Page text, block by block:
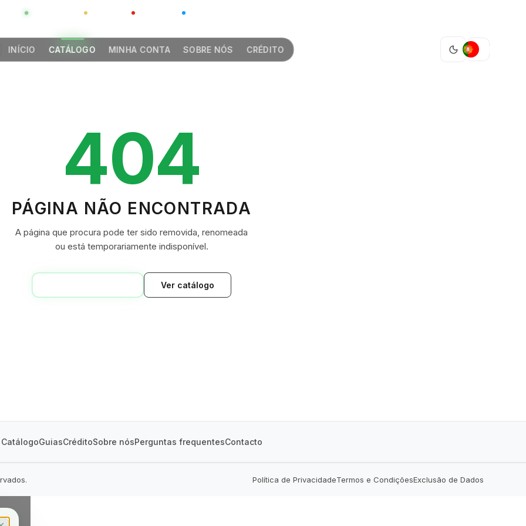
GLOBAL CHINA
INÍCIO CATÁLOGO MINHA CONTA SOBRE NÓS CRÉDITO
GREEN VILLAGE
404
PÁGINA NÃO ENCONTRADA
A página que procura pode ter sido removida, renomeada
ou está temporariamente indisponível.
Ver catálogo
CatálogoGuiasCréditoSobre nósPerguntas frequentesContacto
Política de PrivacidadeTermos e CondiçõesExclusão de Dados